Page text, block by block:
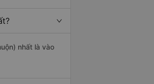
nhất là vào